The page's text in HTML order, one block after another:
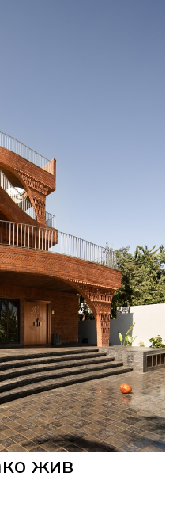
жив